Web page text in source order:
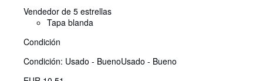
Vendedor de 5 estrellas
Tapa blanda
Condición
Condición: Usado - BuenoUsado - Bueno